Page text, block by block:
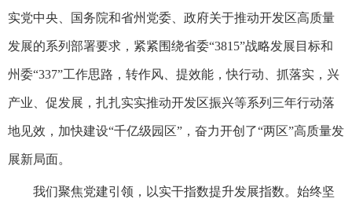
实党中央、国务院和省州党委、政府关于推动开发区高质量
发展的系列部署要求，紧紧围绕省委“3815”战略发展目标和
州委“337”工作思路，转作风、提效能，快行动、抓落实，兴
产业、促发展，扎扎实实推动开发区振兴等系列三年行动落
地见效，加快建设“千亿级园区”，奋力开创了“两区”高质量发
展新局面。
我们聚焦党建引领，以实干指数提升发展指数。始终坚